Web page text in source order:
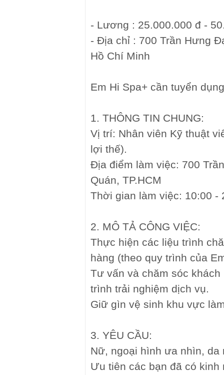
- Lương : 25.000.000 đ -
- Địa chỉ : 700 Trần Hưng
Hồ Chí Minh
Em Hi Spa+ cần tuyển
1. THÔNG TIN CHUNG:
Vị trí: Nhân viên Kỹ thuật
lợi thế).
Địa điểm làm việc: 700
Quán, TP.HCM
Thời gian làm việc: 10:00 -
2. MÔ TẢ CÔNG VIỆC:
Thực hiện các liệu trình
hàng (theo quy trình của
Tư vấn và chăm sóc
trình trải nghiệm dịch vụ.
Giữ gìn vệ sinh khu vực
3. YÊU CẦU:
Nữ, ngoại hình ưa nhìn, da
Ưu tiên các bạn đã có kinh